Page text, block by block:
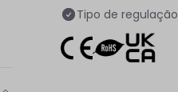
Tipo de regulação